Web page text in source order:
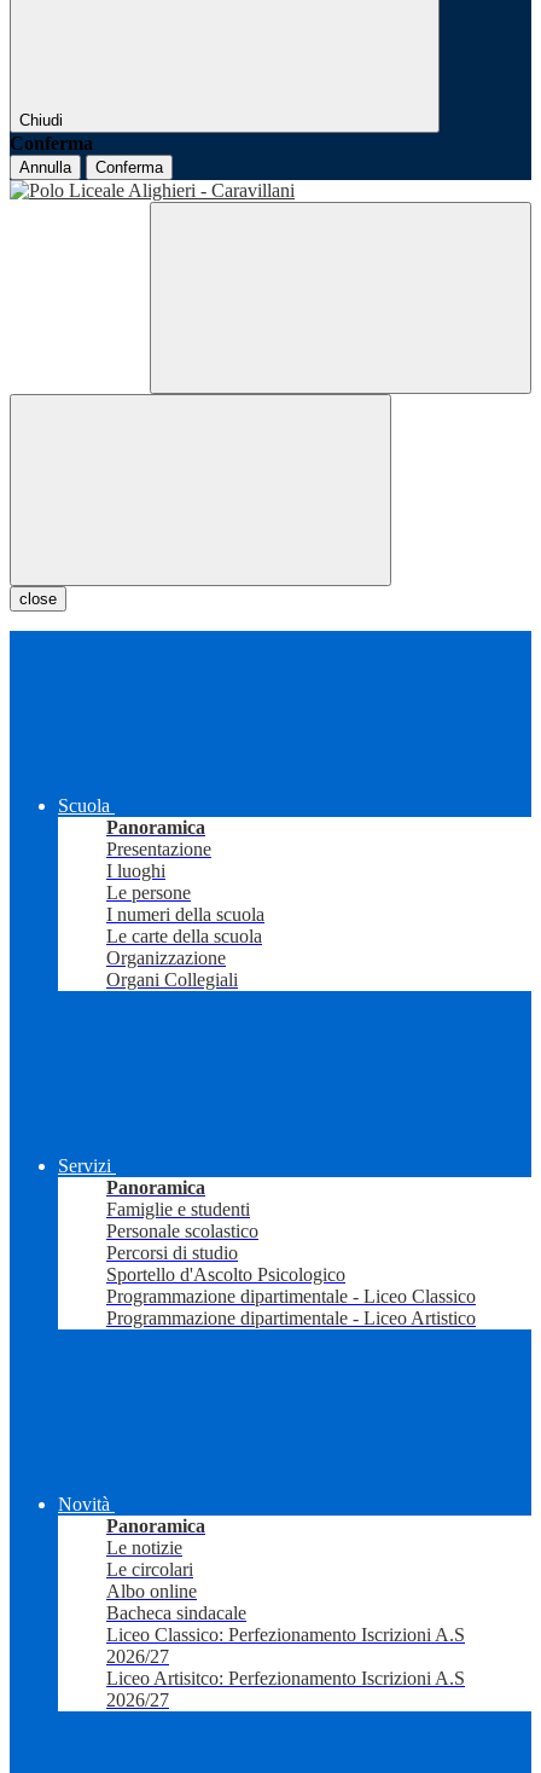
Chiudi
Conferma
Annulla Conferma
close
Scuola
Panoramica
Presentazione
I luoghi
Le persone
I numeri della scuola
Le carte della scuola
Organizzazione
Organi Collegiali
Servizi
Panoramica
Famiglie e studenti
Personale scolastico
Percorsi di studio
Sportello d'Ascolto Psicologico
Programmazione dipartimentale - Liceo Classico
Programmazione dipartimentale - Liceo Artistico
Novità
Panoramica
Le notizie
Le circolari
Albo online
Bacheca sindacale
Liceo Classico: Perfezionamento Iscrizioni A.S
2026/27
Liceo Artisitco: Perfezionamento Iscrizioni A.S
2026/27